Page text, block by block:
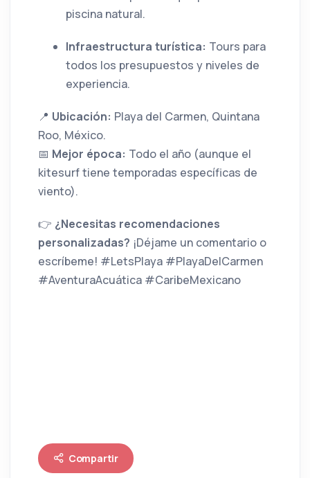
piscina natural.
Infraestructura turística: Tours para
todos los presupuestos y niveles de
experiencia.
📍 Ubicación: Playa del Carmen, Quintana
Roo, México.
📅 Mejor época: Todo el año (aunque el
kitesurf tiene temporadas específicas de
viento).
👉 ¿Necesitas recomendaciones
personalizadas? ¡Déjame un comentario o
escríbeme! #LetsPlaya #PlayaDelCarmen
#AventuraAcuática #CaribeMexicano
Compartir